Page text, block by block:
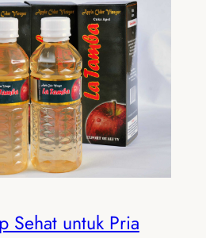
Sehat untuk Pria